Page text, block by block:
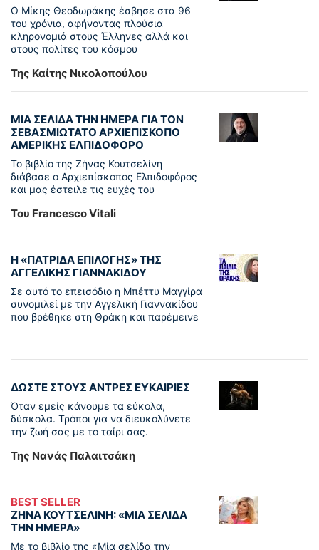
Ο Μίκης Θεοδωράκης έσβησε στα 96
του χρόνια, αφήνοντας πλούσια
κληρονομιά στους Έλληνες αλλά και
στους πολίτες του κόσμου
Της Καίτης Νικολοπούλου
ΜΙΑ ΣΕΛΙΔΑ ΤΗΝ ΗΜΕΡΑ ΓΙΑ ΤΟΝ
ΣΕΒΑΣΜΙΩΤΑΤΟ ΑΡΧΙΕΠΙΣΚΟΠΟ
ΑΜΕΡΙΚΗΣ ΕΛΠΙΔΟΦΟΡΟ
Το βιβλίο της Ζήνας Κουτσελίνη
διάβασε ο Αρχιεπίσκοπος Ελπιδοφόρος
και μας έστειλε τις ευχές του
Του Francesco Vitali
Η «ΠΑΤΡΊΔΑ ΕΠΙΛΟΓΉΣ» ΤΗΣ
ΑΓΓΕΛΙΚΉΣ ΓΙΑΝΝΑΚΊΔΟΥ
Σε αυτό το επεισόδιο η Μπέττυ Μαγγίρα
συνομιλεί με την Αγγελική Γιαννακίδου
που βρέθηκε στη Θράκη και παρέμεινε
ΔΩΣΤΕ ΣΤΟΥΣ ΑΝΤΡΕΣ ΕΥΚΑΙΡΙΕΣ
Όταν εμείς κάνουμε τα εύκολα,
δύσκολα. Τρόποι για να διευκολύνετε
την ζωή σας με το ταίρι σας.
Της Νανάς Παλαιτσάκη
BEST SELLER
ΖΗΝΑ ΚΟΥΤΣΕΛΙΝΗ: «ΜΙΑ ΣΕΛΙΔΑ
ΤΗΝ ΗΜΕΡΑ»
Με το βιβλίο της «Μία σελίδα την